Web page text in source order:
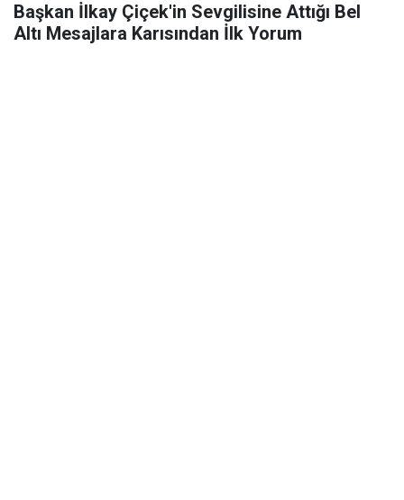
Başkan İlkay Çiçek'in Sevgilisine Attığı Bel
Altı Mesajlara Karısından İlk Yorum